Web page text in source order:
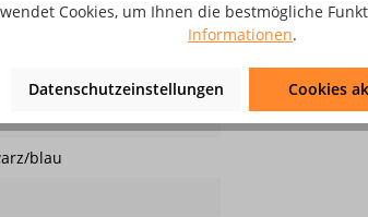
2-Schichten PU-Laufsohle,
36 - 48 Weite 11 Farbe: schwarz/blau
blau
Cookies, um Ihnen die bestmögliche
Informationen.
Datenschutzeinstellungen Cookies